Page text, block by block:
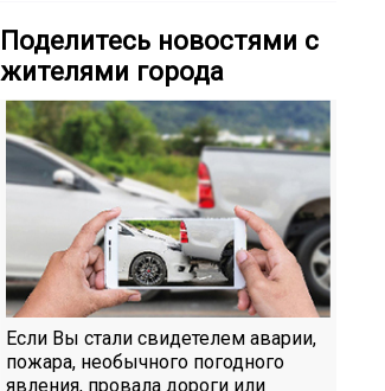
Поделитесь новостями с
жителями города
Если Вы стали свидетелем аварии,
пожара, необычного погодного
явления, провала дороги или